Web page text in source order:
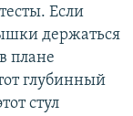
Если
держаться
плане
глубинный
стул